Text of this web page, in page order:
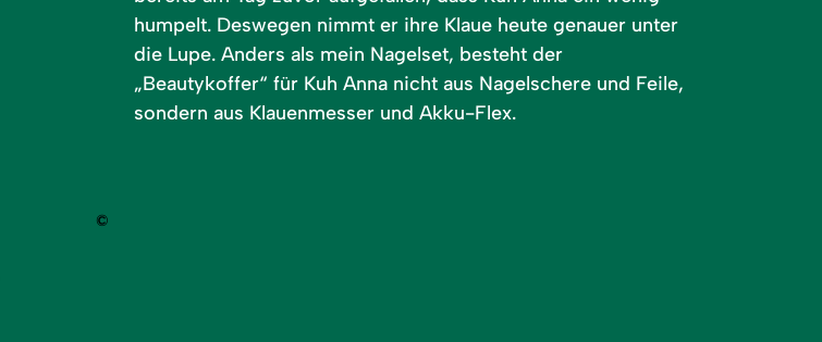
humpelt. Deswegen nimmt er ihre Klaue heute genauer unter
die Lupe. Anders als mein Nagelset, besteht der
„Beautykoffer“ für Kuh Anna nicht aus Nagelschere und Feile,
sondern aus Klauenmesser und Akku-Flex.
©